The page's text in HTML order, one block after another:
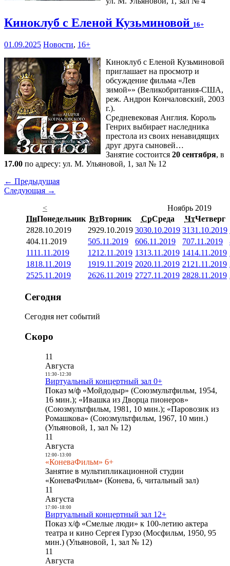
Киноклуб с Еленой Кузьминовой 16+
01.09.2025 Новости, 16+
Киноклуб с Еленой Кузьминовой
приглашает на просмотр и
обсуждение фильма «Лев
зимой»» (Великобритания-США,
реж. Андрон Кончаловский, 2003
г.).
Средневековая Англия. Король
Генрих выбирает наследника
престола из своих ненавидящих
друг друга сыновей…
Занятие состоится 20 сентября, в
17.00 по адресу: ул. М. Ульяновой, 1, зал № 12
← Предыдущая
Следующая →
<
Ноябрь 2019
ПнПонедельник ВтВторник СрСреда ЧтЧетверг
2828.10.2019 2929.10.2019 3030.10.2019 3131.10.2019
404.11.2019 505.11.2019 606.11.2019 707.11.2019
1111.11.2019 1212.11.2019 1313.11.2019 1414.11.2019
1818.11.2019 1919.11.2019 2020.11.2019 21 21.11.2019
2525.11.2019 2626.11.2019 2727.11.2019 2828.11.2019
Сегодня
Сегодня нет событий
Скоро
11
Августа
11:30- 12:30
Виртуальный концертный зал 0+
Показ м/ф «Мойдодыр» (Союзмультфильм, 1954,
16 мин.); «Ивашка из Дворца пионеров»
(Союзмультфильм, 1981, 10 мин.); «Паровозик из
Ромашкова» (Союзмультфильм, 1967, 10 мин.)
(Ульяновой, 1, зал № 12)
11
Августа
12:00- 13:00
«КоневаФильм» 6+
Занятие в мультипликационной студии
«КоневаФильм» (Конева, 6, читальный зал)
11
Августа
17:00- 18:00
Виртуальный концертный зал 12+
Показ х/ф «Смелые люди» к 100-летию актера
театра и кино Сергея Гурзо (Мосфильм, 1950, 95
мин.) (Ульяновой, 1, зал № 12)
11
Августа